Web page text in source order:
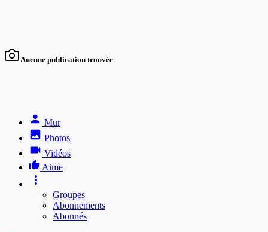
Aucune publication trouvée
Mur
Photos
Vidéos
Aime
Groupes
Abonnements
Abonnés